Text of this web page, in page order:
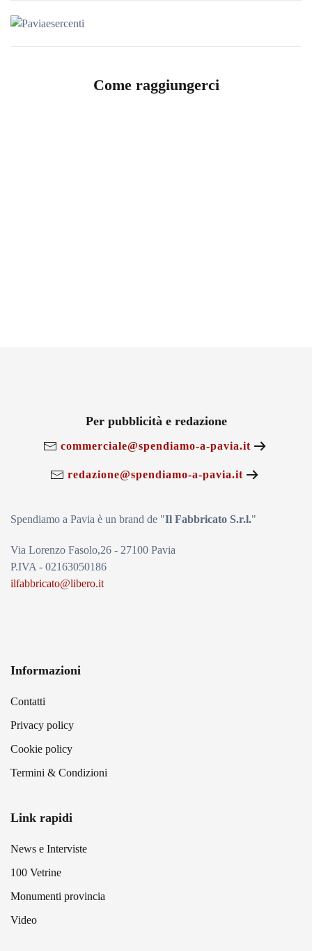
Come raggiungerci
Per pubblicità e redazione
commerciale@spendiamo-a-pavia.it
redazione@spendiamo-a-pavia.it
Spendiamo a Pavia è un brand de "Il Fabbricato S.r.l."
Via Lorenzo Fasolo,26 - 27100 Pavia
P.IVA - 02163050186
ilfabbricato@libero.it
Informazioni
Contatti
Privacy policy
Cookie policy
Termini & Condizioni
Link rapidi
News e Interviste
100 Vetrine
Monumenti provincia
Video